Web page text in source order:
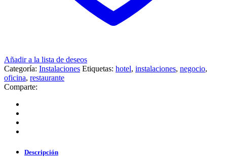
Añadir a la lista de deseos
Categoría: Instalaciones Etiquetas: hotel, instalaciones, negocio,
oficina, restaurante
Comparte:
Descripción